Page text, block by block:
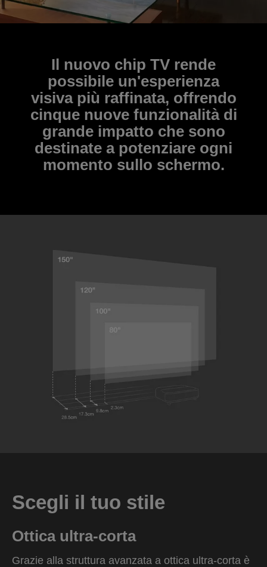
Il nuovo chip TV rende
possibile un'esperienza
visiva più raffinata, offrendo
cinque nuove funzionalità di
grande impatto che sono
destinate a potenziare ogni
momento sullo schermo.
Scegli il tuo stile
Ottica ultra-corta
Grazie alla struttura avanzata a ottica ultra-corta è